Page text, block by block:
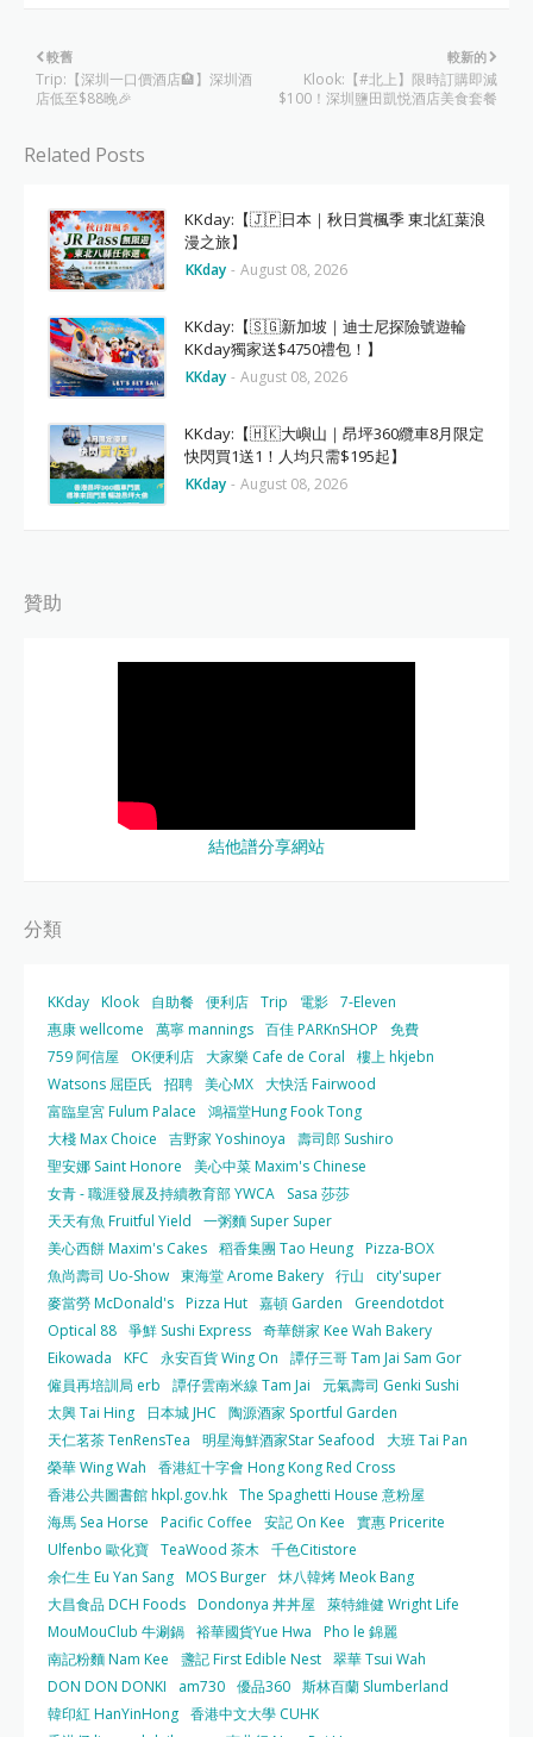
較新的
Klook:【#北上】限時訂購即減
$100！深圳鹽田凱悦酒店美食套餐
較舊
Trip:【深圳一口價酒店🏨】深圳酒
店低至$88晚🎉
Related Posts
KKday:【🇯🇵日本｜秋日賞楓季 東北紅葉浪
漫之旅】
KKday - August 08, 2026
KKday:【🇸🇬新加坡｜迪士尼探險號遊輪
KKday獨家送$4750禮包！】
KKday - August 08, 2026
KKday:【🇭🇰大嶼山｜昂坪360纜車8月限定
快閃買1送1！人均只需$195起】
KKday - August 08, 2026
贊助
結他譜分享網站
分類
KKday Klook 自助餐 便利店 Trip 電影 7-Eleven
惠康 wellcome
萬寧 mannings 百佳 PARKnSHOP
免費
759 阿信屋
OK便利店 大家樂 Cafe de Coral
樓上 hkjebn
Watsons 屈臣氏
招聘 美心MX 大快活 Fairwood
富臨皇宮 Fulum Palace
鴻福堂Hung Fook Tong
大棧 Max Choice
吉野家 Yoshinoya
壽司郎 Sushiro
聖安娜 Saint Honore
美心中菜 Maxim's Chinese
女青 - 職涯發展及持續教育部 YWCA
Sasa 莎莎
天天有魚 Fruitful Yield
一粥麵 Super Super
美心西餅 Maxim's Cakes 稻香集團 Tao Heung Pizza-BOX
魚尚壽司 Uo-Show 東海堂 Arome Bakery 行山
city'super
麥當勞 McDonald's Pizza Hut 嘉頓 Garden
Greendotdot
Optical 88 爭鮮 Sushi Express 奇華餅家 Kee Wah Bakery
Eikowada
KFC 永安百貨 Wing On
譚仔三哥 Tam Jai Sam Gor
僱員再培訓局 erb
譚仔雲南米線 Tam Jai
元氣壽司 Genki Sushi
太興 Tai Hing
日本城 JHC
陶源酒家 Sportful Garden
天仁茗茶 TenRensTea
明星海鮮酒家Star Seafood
大班 Tai Pan
榮華 Wing Wah
香港紅十字會 Hong Kong Red Cross
香港公共圖書館 hkpl.gov.hk The Spaghetti House 意粉屋
海馬 Sea Horse
Pacific Coffee 安記 On Kee
實惠 Pricerite
Ulfenbo 歐化寶 TeaWood 茶木 千色Citistore
余仁生 Eu Yan Sang MOS Burger 炑八韓烤 Meok Bang
大昌食品 DCH Foods Dondonya 丼丼屋
萊特維健 Wright Life
MouMouClub 牛涮鍋 裕華國貨Yue Hwa
Pho le 錦麗
南記粉麵 Nam Kee
盞記 First Edible Nest 翠華 Tsui Wah
DON DON DONKI
am730 優品360 斯林百蘭 Slumberland
韓印紅 HanYinHong 香港中文大學 CUHK